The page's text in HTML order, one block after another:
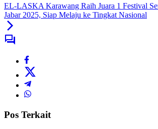
EL-LASKA Karawang Raih Juara 1 Festival
Jabar 2025, Siap Melaju ke Tingkat Nasional
Pos Terkait